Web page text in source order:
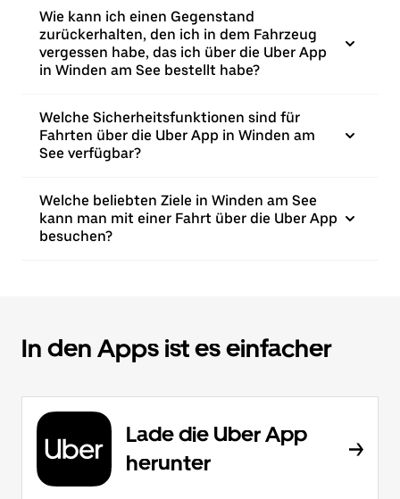
Wie kann ich einen Gegenstand
zurückerhalten, den ich in dem Fahrzeug
vergessen habe, das ich über die Uber App
in Winden am See bestellt habe?
Welche Sicherheitsfunktionen sind für
Fahrten über die Uber App in Winden am
See verfügbar?
Welche beliebten Ziele in Winden am See
kann man mit einer Fahrt über die Uber App
besuchen?
In den Apps ist es einfacher
Lade die Uber App
herunter